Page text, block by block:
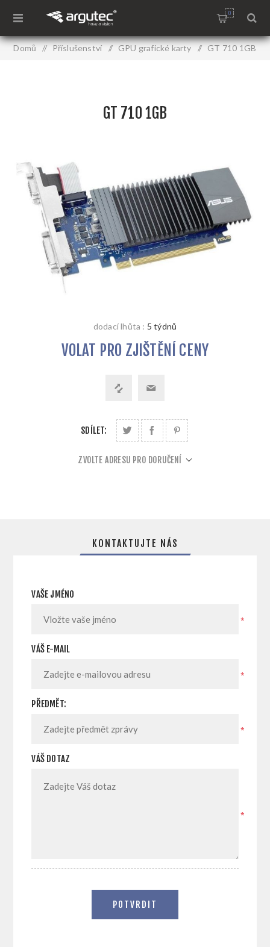
0
Domů / Příslušenství / GPU grafické karty / GT 710 1GB
GT 710 1GB
dodací lhůta : 5 týdnů
VOLAT PRO ZJIŠTĚNÍ CENY
SDÍLET:
ZVOLTE ADRESU PRO DORUČENÍ
KONTAKTUJTE NÁS
VAŠE JMÉNO
*
VÁŠ E-MAIL
*
PŘEDMĚT:
*
VÁŠ DOTAZ
*
POTVRDIT